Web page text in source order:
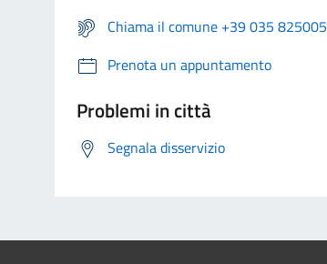
Chiama il comune +39 035 825005
Prenota un appuntamento
Problemi in città
Segnala disservizio